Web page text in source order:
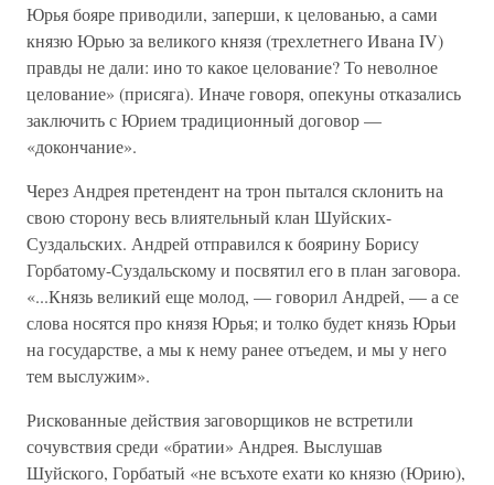
Юрья бояре приводили, заперши, к целованью, а сами
князю Юрью за великого князя (трехлетнего Ивана IV)
правды не дали: ино то какое целование? То неволное
целование» (присяга). Иначе говоря, опекуны отказались
заключить с Юрием традиционный договор —
«докончание».
Через Андрея претендент на трон пытался склонить на
свою сторону весь влиятельный клан Шуйских-
Суздальских. Андрей отправился к боярину Борису
Горбатому-Суздальскому и посвятил его в план заговора.
«...Князь великий еще молод, — говорил Андрей, — а се
слова носятся про князя Юрья; и толко будет князь Юрьи
на государстве, а мы к нему ранее отъедем, и мы у него
тем выслужим».
Рискованные действия заговорщиков не встретили
сочувствия среди «братии» Андрея. Выслушав
Шуйского, Горбатый «не всъхоте ехати ко князю (Юрию),